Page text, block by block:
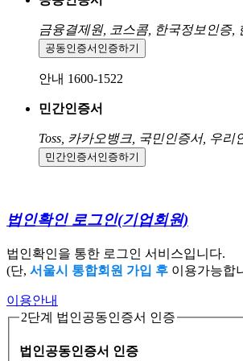
금융결제원, 코스콤, 한국정보인증,
공동인증서 인증하기
안내 1600-1522
민간인증서
Toss, 카카오뱅크, 국민인증서, 우
민간인증서 인증하기
법인확인 로그인(기업회원)
법인확인을 통한 로그인 서비스입니다.
(단, 서울시 통합회원 가입 후 이용가능합
이용안내
2단계 법인공동인증서 인증
법인공동인증서 인증